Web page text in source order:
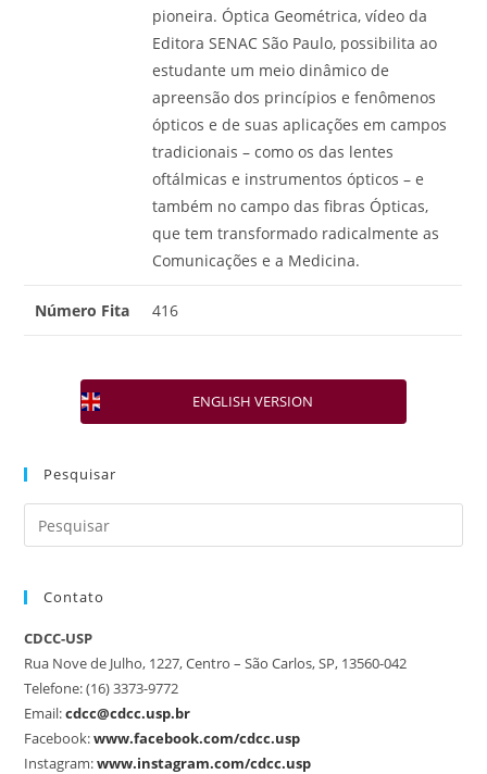
pioneira. Óptica Geométrica, vídeo da
Editora SENAC São Paulo, possibilita ao
estudante um meio dinâmico de
apreensão dos princípios e fenômenos
ópticos e de suas aplicações em campos
tradicionais – como os das lentes
oftálmicas e instrumentos ópticos – e
também no campo das fibras Ópticas,
que tem transformado radicalmente as
Comunicações e a Medicina.
Número Fita 416
ENGLISH VERSION
Pesquisar
Contato
CDCC-USP
Rua Nove de Julho, 1227, Centro – São Carlos, SP, 13560-042
Telefone: (16) 3373-9772
Email:cdcc@cdcc.usp.br
Facebook:www.facebook.com/cdcc.usp
Instagram:www.instagram.com/cdcc.usp